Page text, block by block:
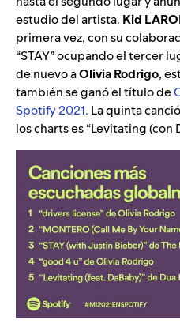
estudio del artista. Kid
primera vez, con su
“STAY” ocupando el tercer
de nuevo aOlivia Rodrigo,
también se ganó el título de
Spotify 2021. La quinta
los charts es “Levitating (con